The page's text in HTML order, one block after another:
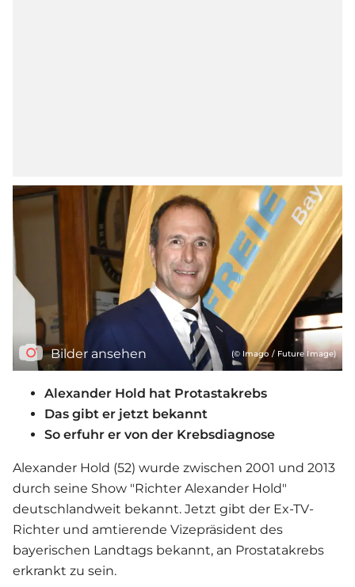
Bilder ansehen (© Imago / Future Image)
Alexander Hold hat Protastakrebs
Das gibt er jetzt bekannt
So erfuhr er von der Krebsdiagnose
Alexander Hold (52) wurde zwischen 2001 und 2013
durch seine Show "Richter Alexander Hold"
deutschlandweit bekannt. Jetzt gibt der Ex-TV-
Richter und amtierende Vizepräsident des
bayerischen Landtags bekannt, an Prostatakrebs
erkrankt zu sein.